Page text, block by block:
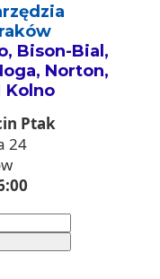
Bison-Bial,
Norton,
Kolno
Ptak
24